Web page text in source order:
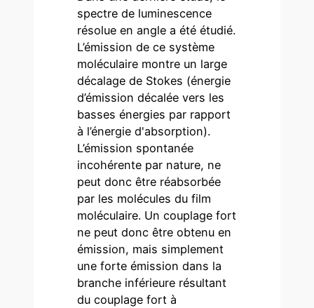
spectre de luminescence
résolue en angle a été étudié.
L’émission de ce système
moléculaire montre un large
décalage de Stokes (énergie
d’émission décalée vers les
basses énergies par rapport
à l’énergie d'absorption).
L’émission spontanée
incohérente par nature, ne
peut donc être réabsorbée
par les molécules du film
moléculaire. Un couplage fort
ne peut donc être obtenu en
émission, mais simplement
une forte émission dans la
branche inférieure résultant
du couplage fort à